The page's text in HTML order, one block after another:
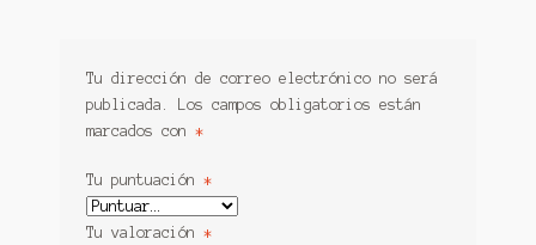
Tu dirección de correo electrónico no será
publicada.
Los campos obligatorios están
marcados con *
Tu puntuación *
Tu valoración *